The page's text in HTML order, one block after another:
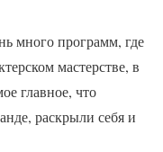
много программ, где
мастерстве, в
главное, что
раскрыли себя и